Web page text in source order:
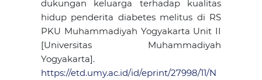
dukungan keluarga terhadap kualitas
hidup penderita diabetes melitus di RS
PKU Muhammadiyah Yogyakarta Unit II
[Universitas Muhammadiyah
Yogyakarta].
https://etd.umy.ac.id/id/eprint/27998/11/N